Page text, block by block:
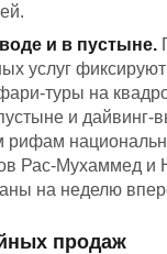
и в пустыне.
услуг
туры на
и дайвинг-
рифам
Рас-Мухаммед и
на неделю
продаж